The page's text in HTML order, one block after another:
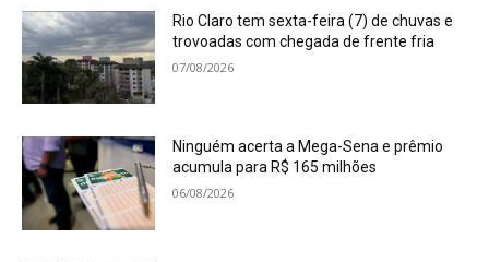
Rio Claro tem sexta-feira (7) de chuvas e
trovoadas com chegada de frente fria
07/08/2026
Ninguém acerta a Mega-Sena e prêmio
acumula para R$ 165 milhões
06/08/2026